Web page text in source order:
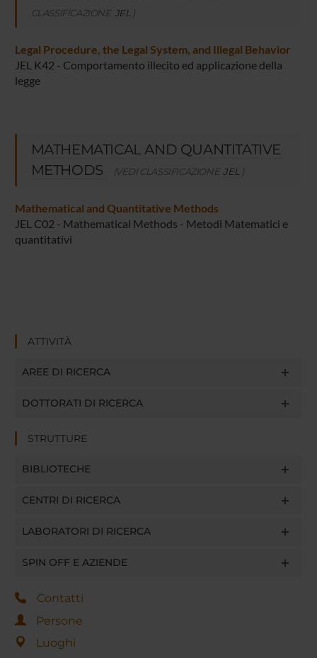
CLASSIFICAZIONE JEL )
Legal Procedure, the Legal System, and Illegal Behavior
JEL K42 - Comportamento illecito ed applicazione della
legge
MATHEMATICAL AND QUANTITATIVE
METHODS
(VEDI CLASSIFICAZIONE JEL )
Mathematical and Quantitative Methods
JEL C02 - Mathematical Methods - Metodi Matematici e
quantitativi
ATTIVITÀ
AREE DI RICERCA
DOTTORATI DI RICERCA
STRUTTURE
BIBLIOTECHE
CENTRI DI RICERCA
LABORATORI DI RICERCA
SPIN OFF E AZIENDE
Contatti
Persone
Luoghi